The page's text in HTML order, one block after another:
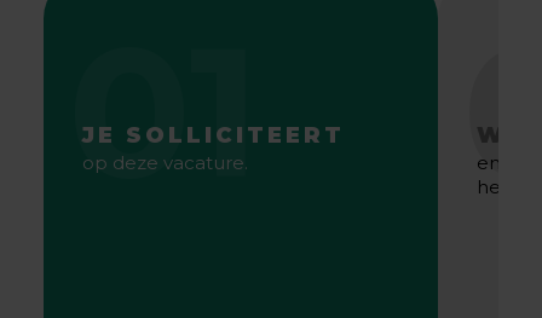
01
JE SOLLICITEERT
op deze vacature.
en
het